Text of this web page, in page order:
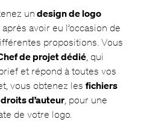
un design de logo
après avoir eu l’occasion de
propositions. Vous
de projet dédié, qui
et répond à toutes vos
vous obtenez les fichiers
d’auteur, pour une
de votre logo.